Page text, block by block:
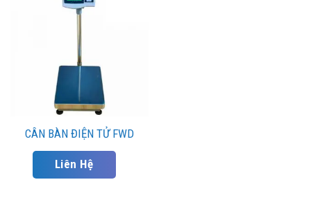
CÂN BÀN ĐIỆN TỬ FWD
Liên Hệ